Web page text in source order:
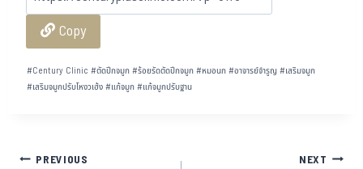
bo
ok
tt ha ail e
Copy
#Century Clinic #ตัดปีกจมูก#ร้อยรัดตัดปีกจมูก#หมอนก#อาจารย์จำรูญ #เสริมจมูก
#เสริมจมูกปรับโหงวเฮ้ง#แก้จมูก#แก้จมูกปรับฐาน
PREVIOUS NEXT